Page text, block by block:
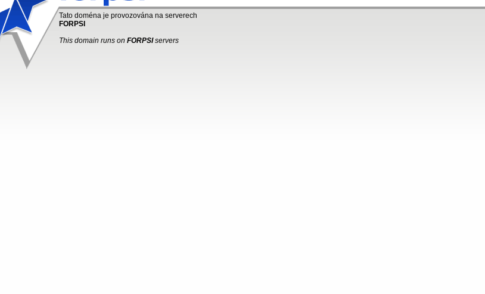
Tato doména je provozována na serverech
FORPSI
This domain runs on FORPSIservers